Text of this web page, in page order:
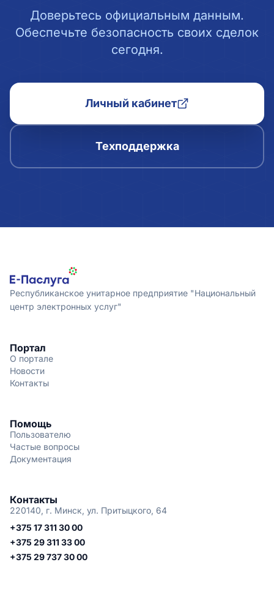
Доверьтесь официальным данным.
Обеспечьте безопасность своих сделок
сегодня.
Личный кабинет
Техподдержка
Республиканское унитарное предприятие "Национальный
центр электронных услуг"
Портал
О портале
Новости
Контакты
Помощь
Пользователю
Частые вопросы
Документация
Контакты
220140, г. Минск, ул. Притыцкого, 64
+375 17 311 30 00
+375 29 311 33 00
+375 29 737 30 00